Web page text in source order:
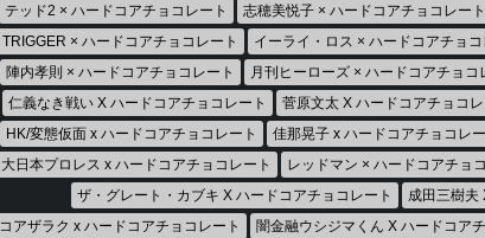
テッド2 × ハードコアチョコレート
志穂美悦子 × ハードコアチョコレート
TRIGGER × ハードコアチョコレート
イーライ・ロス × ハードコアチョコ
陣内孝則 × ハードコアチョコレート
月刊ヒーローズ × ハードコアチョコ
仁義なき戦い X ハードコアチョコレート
菅原文太 X ハードコアチョコレ
HK/変態仮面 x ハードコアチョコレート
佳那晃子 x ハードコアチョコレ
大日本プロレス x ハードコアチョコレート
レッドマン × ハードコアチョ
ザ・グレート・カブキ X ハードコアチョコレート
成田三樹夫
アザラク x ハードコアチョコレート
闇金融ウシジマくん X ハードコア